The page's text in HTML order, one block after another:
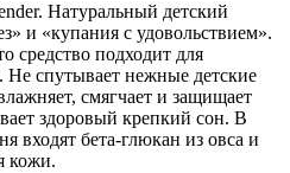
Натуральный детский
и «купания с удовольствием».
средство подходит для
Не спутывает нежные детские
смягчает и защищает
здоровый крепкий сон. В
входят бета-глюкан из овса и
кожи.